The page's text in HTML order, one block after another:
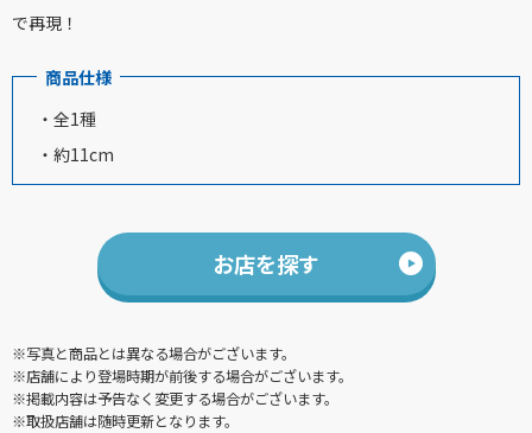
で再現！
商品仕様
・全1種
・約11cm
お店を探す
※写真と商品とは異なる場合がございます。
※店舗により登場時期が前後する場合がございます。
※掲載内容は予告なく変更する場合がございます。
※取扱店舗は随時更新となります。